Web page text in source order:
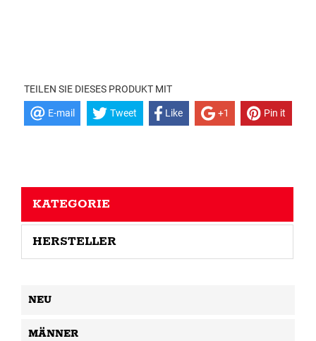
TEILEN SIE DIESES PRODUKT MIT
E-mail Tweet Like +1 Pin it
KATEGORIE
HERSTELLER
NEU
MÄNNER